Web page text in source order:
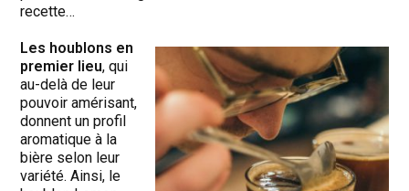
recette…
Les houblons en
premier lieu, qui
au-delà de leur
pouvoir amérisant,
donnent un profil
aromatique à la
bière selon leur
variété. Ainsi, le